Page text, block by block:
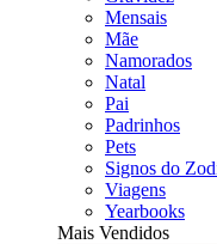
Mensais
Mãe
Namorados
Natal
Pai
Padrinhos
Pets
Signos do
Viagens
Yearbooks
Mais Vendidos